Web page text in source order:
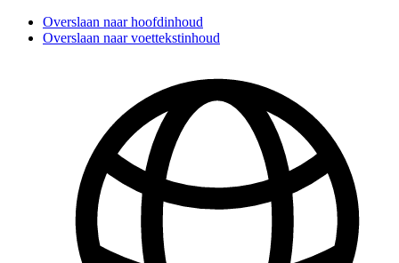
Overslaan naar hoofdinhoud
Overslaan naar voettekstinhoud